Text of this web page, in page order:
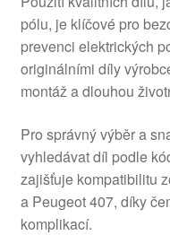
pólu, je klíčové pro
prevenci elektrických
originálními díly
montáž a dlouhou
Pro správný výběr a
vyhledávat díl podle
zajišťuje kompatibilitu
a Peugeot 407, díky
komplikací.